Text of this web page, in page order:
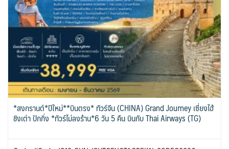
*สงกรานต์*ปีใหม่**บินตรง* ทัวร์จีน (CHINA) Grand Journey เซี่ยงไฮ้
ชิงเต่า ปักกิ่ง *ทัวร์ไม่ลงร้าน*6 วัน 5 คืน บินกับ Thai Airways (TG)